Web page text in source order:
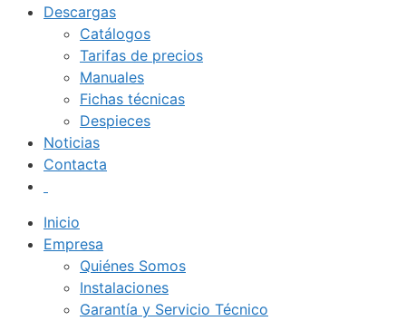
Descargas
Catálogos
Tarifas de precios
Manuales
Fichas técnicas
Despieces
Noticias
Contacta
Inicio
Empresa
Quiénes Somos
Instalaciones
Garantía y Servicio Técnico